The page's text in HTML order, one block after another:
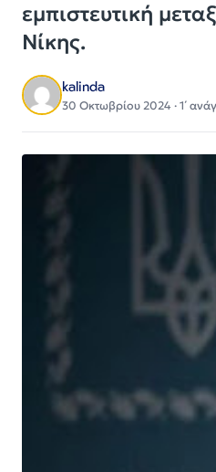
εμπιστευτική
Νίκης.
kalinda
30 Οκτωβρίου 2024 · 1΄